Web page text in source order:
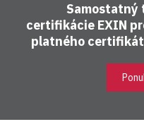
Samostatný
certifikácie EXIN
platného